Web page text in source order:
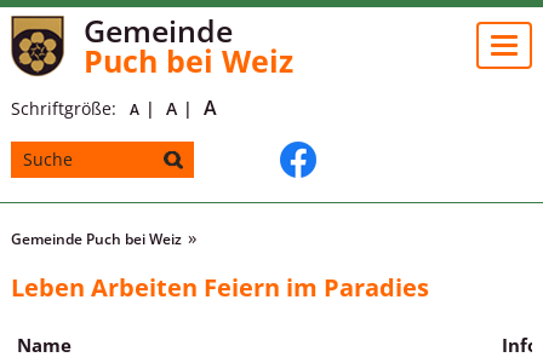
Gemeinde
Puch bei Weiz
Schriftgröße: A A A
Gemeinde Puch bei Weiz
Leben Arbeiten Feiern im Paradies
Name
Info